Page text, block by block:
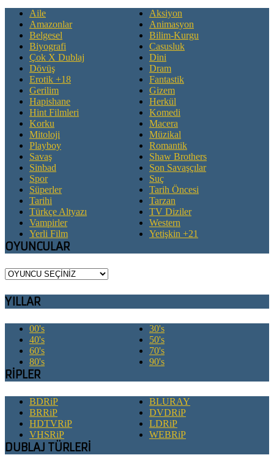
Aile
Aksiyon
Amazonlar
Animasyon
Belgesel
Bilim-Kurgu
Biyografi
Casusluk
Çok X Dublaj
Dini
Dövüş
Dram
Erotik +18
Fantastik
Gerilim
Gizem
Hapishane
Herkül
Hint Filmleri
Komedi
Korku
Macera
Mitoloji
Müzikal
Playboy
Romantik
Savaş
Shaw Brothers
Sinbad
Son Savaşçılar
Spor
Suç
Süperler
Tarih Öncesi
Tarihi
Tarzan
Türkçe Altyazı
TV Diziler
Vampirler
Western
Yerli Film
Yetişkin +21
OYUNCULAR
YILLAR
00's
30's
40's
50's
60's
70's
80's
90's
RİPLER
BDRiP
BLURAY
BRRiP
DVDRiP
HDTVRiP
LDRiP
VHSRiP
WEBRiP
DUBLAJ TÜRLERİ